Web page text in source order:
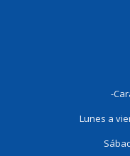
-
Lunes a